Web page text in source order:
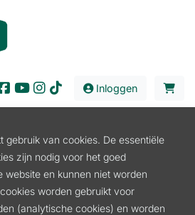
Inloggen
Filter
Reinigingsmiddel
gebruik van cookies. De essentiële
zijn nodig voor het goed
website en kunnen niet worden
worden gebruikt voor
(analytische cookies) en worden